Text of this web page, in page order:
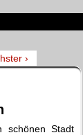
›
schönen Stadt